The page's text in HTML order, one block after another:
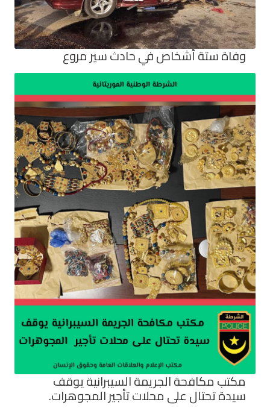
وفاة ستة أشخاص في حادث سير مروع
مكتب مكافحة الجريمة السيبرانية يوقف
سيدة تحتال على محلات تأجير المجوهرات.